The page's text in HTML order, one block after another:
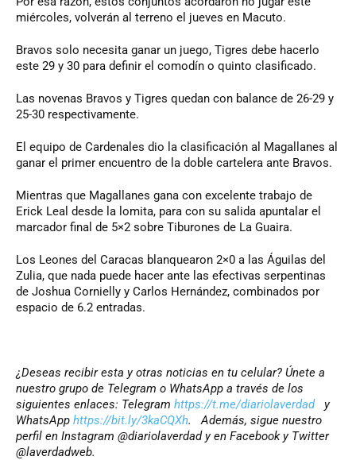
miércoles, volverán al terreno el jueves en Macuto.
Bravos solo necesita ganar un juego, Tigres debe hacerlo
este 29 y 30 para definir el comodín o quinto clasificado.
Las novenas Bravos y Tigres quedan con balance de 26-29 y
25-30 respectivamente.
El equipo de Cardenales dio la clasificación al Magallanes al
ganar el primer encuentro de la doble cartelera ante Bravos.
Mientras que Magallanes gana con excelente trabajo de
Erick Leal desde la lomita, para con su salida apuntalar el
marcador final de 5×2 sobre Tiburones de La Guaira.
Los Leones del Caracas blanquearon 2×0 a las Águilas del
Zulia, que nada puede hacer ante las efectivas serpentinas
de Joshua Cornielly y Carlos Hernández, combinados por
espacio de 6.2 entradas.
¿Deseas recibir esta y otras noticias en tu celular? Únete a
nuestro grupo de Telegram o WhatsApp a través de los
siguientes enlaces: Telegram https://t.me/diariolaverdady
WhatsApp https://bit.ly/3kaCQXh. Además, sigue nuestro
perfil en Instagram @diariolaverdad y en Facebook y Twitter
@laverdadweb.